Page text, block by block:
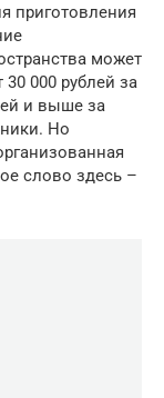
приготовления
может
000 рублей за
и выше за
Но
слово здесь –